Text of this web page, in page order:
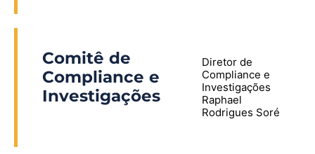
Comitê de
Compliance e
Investigações
Diretor de
Compliance e
Investigações
Raphael
Rodrigues Soré